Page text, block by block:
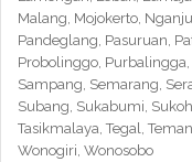
Malang, Mojokerto,
Pandeglang, Pasuruan,
Probolinggo,
Sampang, Semarang,
Subang, Sukabumi,
Tasikmalaya, Tegal,
Wonogiri, Wonosobo